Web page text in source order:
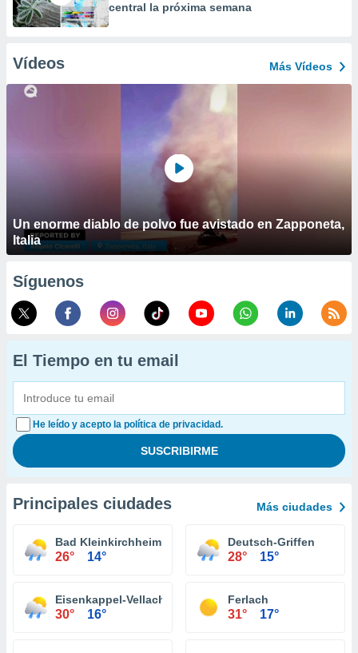
central la próxima semana
Vídeos Más Vídeos
Un enorme diablo de polvo fue avistado en Zapponeta,
Italia
Síguenos
El Tiempo en tu email
He leído y acepto la política de privacidad.
Principales ciudades Más ciudades
Bad Kleinkirchheim
26° 14°
Deutsch-Griffen
28° 15°
Eisenkappel-Vellach
30° 16°
Ferlach
31° 17°